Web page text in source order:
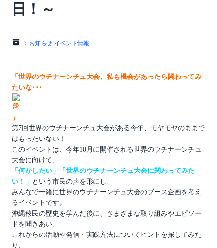
日！～
： お知らせ イベント情報
「世界のウチナーンチュ大会、私も機会があったら関わってみ
たいな･･･
」
第7回世界のウチナーンチュ大会がある今年、モヤモヤのままで
はもったいない！
このイベントは、今年10月に開催される世界のウチナーンチュ
大会に向けて、
「何かしたい」「世界のウチナーンチュ大会に関わってみた
い！」 という市民の声を形にし、
みんなで一緒に世界のウチナーンチュ大会のブース企画を考え
るイベントです。
沖縄移民の歴史を学んだ後に、さまざまな取り組みやエピソー
ドを聞きあい、
これからの活動や発信・実践方法についてヒントを探してみた
り、